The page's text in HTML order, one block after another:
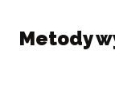
Metody